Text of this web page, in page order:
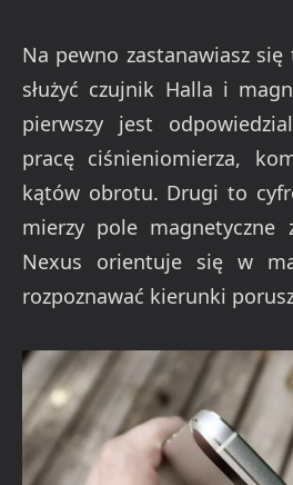
Na pewno zastanawiasz
służyć czujnik Halla i
pierwszy jest
pracę ciśnieniomierza,
kątów obrotu. Drugi to
mierzy pole magnetyczne
Nexus orientuje się w
rozpoznawać kierunki